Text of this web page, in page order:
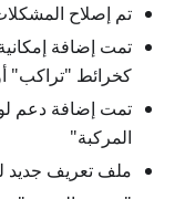
تم إصلاح
تمت إضافة
كخرائط "تراكب"
تمت إضافة دعم
المركبة"
ملف تعريف جديد